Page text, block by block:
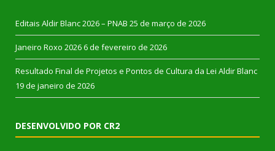
Editais Aldir Blanc 2026 – PNAB 25 de março de 2026
Janeiro Roxo 2026 6 de fevereiro de 2026
Resultado Final de Projetos e Pontos de Cultura da Lei Aldir Blanc
19 de janeiro de 2026
DESENVOLVIDO POR CR2